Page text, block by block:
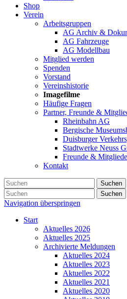
Shop
Verein
Arbeitsgruppen
AG Archiv &
AG Fahrzeuge
AG Modellbau
Mitglied werden
Spenden
Vorstand
Vereinshistorie
Imagefilme
Häufige Fragen
Partner, Freunde &
Rheinbahn AG
Bergische
Duisburger
Stadtwerke Neuss
Freunde &
Kontakt
Suchen
Suchen
Navigation überspringen
Start
Aktuelles 2026
Aktuelles 2025
Archivierte Meldungen
Aktuelles 2024
Aktuelles 2023
Aktuelles 2022
Aktuelles 2021
Aktuelles 2020